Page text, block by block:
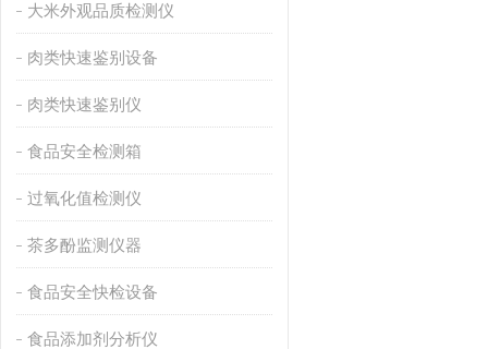
大米外观品质检测仪
肉类快速鉴别设备
肉类快速鉴别仪
食品安全检测箱
过氧化值检测仪
茶多酚监测仪器
食品安全快检设备
食品添加剂分析仪